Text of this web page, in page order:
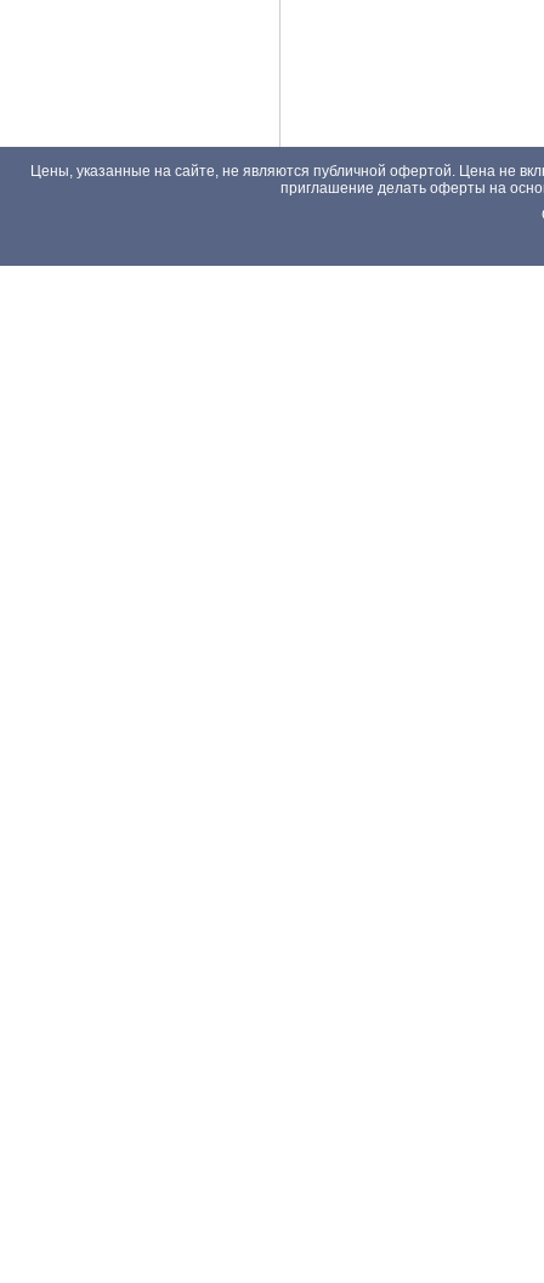
Цены, указанные на сайте, не являются публичной офертой. Цена не
приглашение делать оферты на